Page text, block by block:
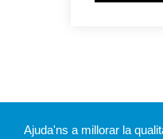
Ajuda'ns a millorar la